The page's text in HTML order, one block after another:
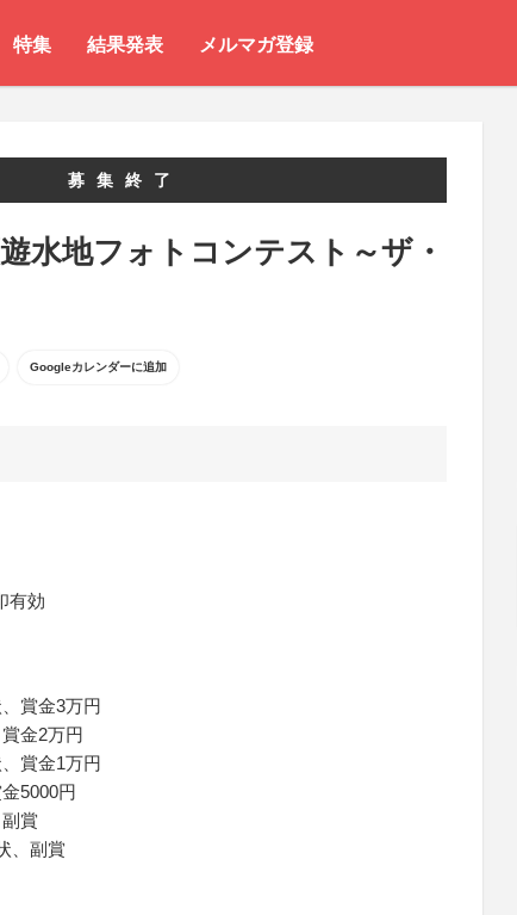
特集 結果発表 メルマガ登録
募集終了
水地フォトコンテスト～ザ・
Googleカレンダーに追加
有効
賞金3万円
金2万円
賞金1万円
5000円
賞
、副賞